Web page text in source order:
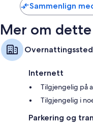
Sammenlign
Mer om
Internett
Tilgjengelig på
Tilgjengelig i
Parkering og